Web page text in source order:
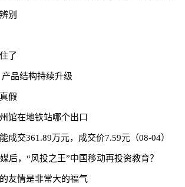
别
了
品结构持续升级
假
馆在地铁站哪个出口
成交361.89万元，成交价7.59元（08-04）
后，“风投之王”中国移动再投资教育？
友情是非常大的福气